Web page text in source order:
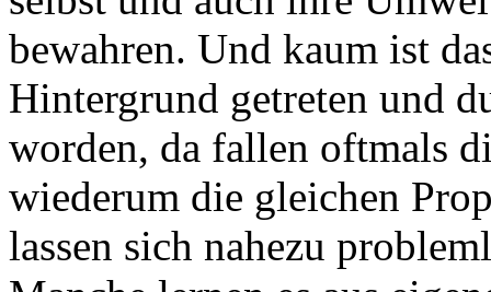
bewahren. Und kaum ist
Hintergrund getreten und
worden, da fallen oftmals
wiederum die gleichen
lassen sich nahezu